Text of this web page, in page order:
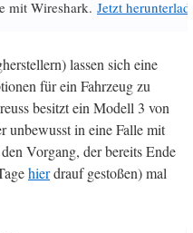
mit Wireshark. Jetzt
lassen sich eine
für ein Fahrzeug zu
besitzt ein Modell 3 von
unbewusst in eine Falle mit
Vorgang, der bereits Ende
hierdrauf gestoßen) mal